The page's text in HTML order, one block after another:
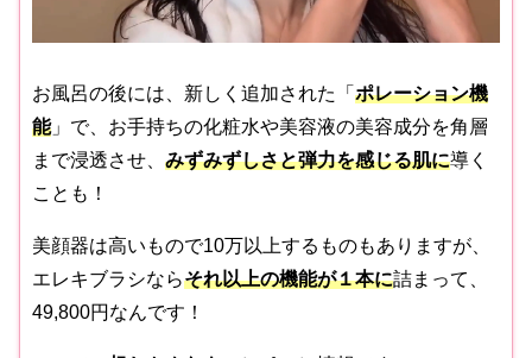
お風呂の後には、新しく追加された「 ポレーション機
能」で、お手持ちの化粧水や美容液の美容成分を角層
まで浸透させ、 みずみずしさと弾力を感じる肌に導く
ことも！
美顔器は高いもので10万以上するものもありますが、
エレキブラシならそれ以上の機能が１本に詰まって、
49,800円なんです！